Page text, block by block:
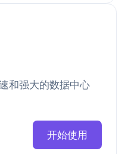
和强大的数据中心
开始使用